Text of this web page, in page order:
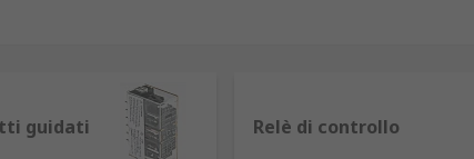
corrente relativamente piccola e, grazie alla loro
guidati Relè di controllo